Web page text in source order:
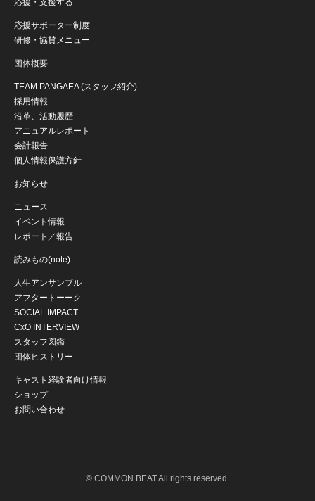
応援・支援する
応援サポーター制度
研修・協賛メニュー
団体概要
TEAM PANGAEA (スタッフ紹介)
採用情報
沿革、活動履歴
アニュアルレポート
会計報告
個人情報保護方針
お知らせ
ニュース
イベント情報
レポート／報告
読みもの(note)
人生アンサンブル
アフタートーーク
SOCIAL IMPACT
CxO INTERVIEW
スタッフ図鑑
団体ヒストリー
キャスト経験者向け情報
ショップ
お問い合わせ
© COMMON BEAT All rights reserved.